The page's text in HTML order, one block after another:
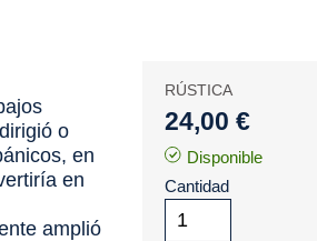
o
en
en
amplió
RÚSTICA
24,00 €
Disponible
Cantidad